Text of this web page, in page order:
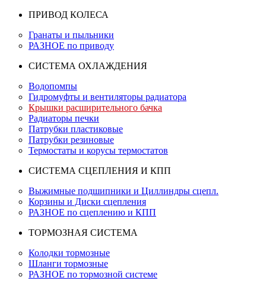
ПРИВОД КОЛЕСА
Гранаты и пыльники
РАЗНОЕ по приводу
СИСТЕМА ОХЛАЖДЕНИЯ
Водопомпы
Гидромуфты и вентиляторы радиатора
Крышки расширительного бачка
Радиаторы печки
Патрубки пластиковые
Патрубки резиновые
Термостаты и корусы термостатов
СИСТЕМА СЦЕПЛЕНИЯ И КПП
Выжимные подшипники и Циллиндры сцепл.
Корзины и Диски сцепления
РАЗНОЕ по сцеплению и КПП
ТОРМОЗНАЯ СИСТЕМА
Колодки тормозные
Шланги тормозные
РАЗНОЕ по тормозной системе